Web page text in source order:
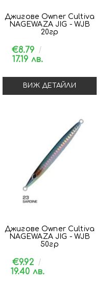
Джигове Owner Cultiva
NAGEWAZA JIG - WJB
20гр
€8.79
17.19 лв.
ВИЖ ДЕТАЙЛИ
Джигове Owner Cultiva
NAGEWAZA JIG - WJB
50гр
€9.92
19.40 лв.